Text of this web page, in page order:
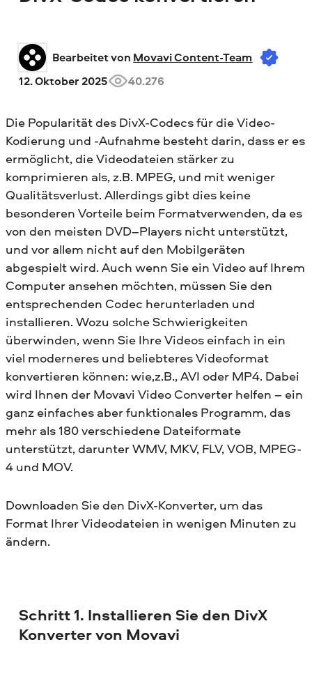
Bearbeitet von Movavi Content-Team
12. Oktober 2025
40.276
Die Popularität des DivX-Codecs für die Video-
Kodierung und -Aufnahme besteht darin, dass er es
ermöglicht, die Videodateien stärker zu
komprimieren als, z.B. MPEG, und mit weniger
Qualitätsverlust. Allerdings gibt dies keine
besonderen Vorteile beim Formatverwenden, da es
von den meisten DVD–Players nicht unterstützt,
und vor allem nicht auf den Mobilgeräten
abgespielt wird. Auch wenn Sie ein Video auf Ihrem
Computer ansehen möchten, müssen Sie den
entsprechenden Codec herunterladen und
installieren. Wozu solche Schwierigkeiten
überwinden, wenn Sie Ihre Videos einfach in ein
viel moderneres und beliebteres Videoformat
konvertieren können: wie,z.B., AVI oder MP4. Dabei
wird Ihnen der Movavi Video Converter helfen – ein
ganz einfaches aber funktionales Programm, das
mehr als 180 verschiedene Dateiformate
unterstützt, darunter WMV, MKV, FLV, VOB, MPEG-
4 und MOV.
Downloaden Sie den DivX-Konverter, um das
Format Ihrer Videodateien in wenigen Minuten zu
ändern.
Schritt 1. Installieren Sie den DivX
Konverter von Movavi